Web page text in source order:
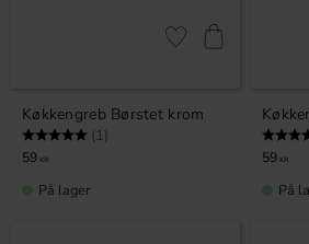
Køkkengreb Børstet krom
Vurdering: (1)
59 KR
Gem som favorit
På lager
59 KR
På